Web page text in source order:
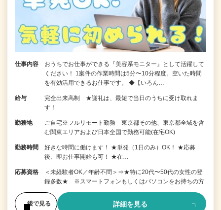
仕事内容
おうちでお仕事ができる『美容系モニター』として活躍して
ください！ 1案件の作業時間は5分〜10分程度。空いた時間
を有効活用できるお仕事です。 ◆【いろん…
給与
完全出来高制 ★謝礼は、最短で当日のうちに受け取れま
す！
勤務地
ご自宅※フルリモート勤務 東京都その他、東京都全域を含
む関東エリアおよび日本全国で勤務可能(在宅OK)
勤務時間
好きな時間に働けます！ ★単発（1日のみ）OK！ ★応募
後、即お仕事開始も可！ ★在…
応募資格
＜未経験者OK／年齢不問＞⇒★特に20代〜50代の女性の登
録多数★ ※スマートフォンもしくはパソコンをお持ちの方
後で見る 詳細を見る